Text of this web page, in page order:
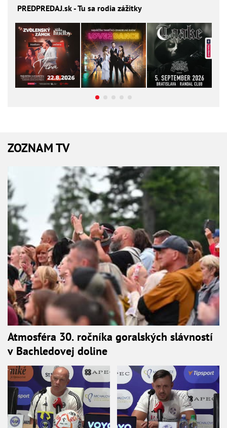
PREDPREDAJ.sk - Tu sa rodia zážitky
ZOZNAM TV
Atmosféra 30. ročníka goralských slávností
v Bachledovej doline